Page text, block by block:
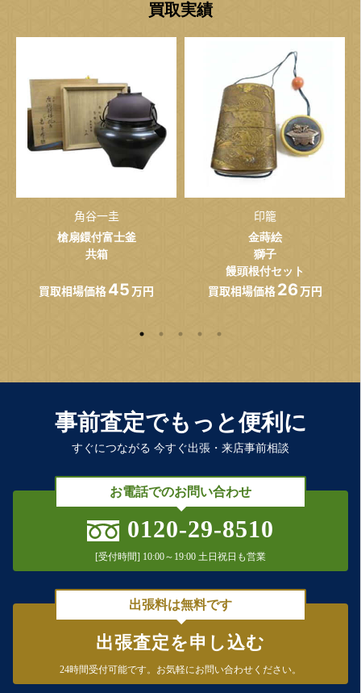
買取実績
角谷一圭
槍扇鐶付富士釜
共箱
買取相場価格45万円
印籠
金蒔絵
獅子
饅頭根付セット
買取相場価格 26万円
事前査定でもっと便利に
すぐにつながる 今すぐ出張・来店事前相談
お電話でのお問い合わせ
0120-29-8510
[受付時間] 10:00～19:00 土日祝日も営業
出張料は無料です
出張査定を申し込む
24時間受付可能です。 お気軽にお問い合わせください。